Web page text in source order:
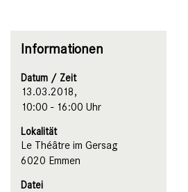
Informationen
Datum / Zeit
13.03.2018,
10:00 - 16:00 Uhr
Lokalität
Le Théâtre im Gersag
6020 Emmen
Datei